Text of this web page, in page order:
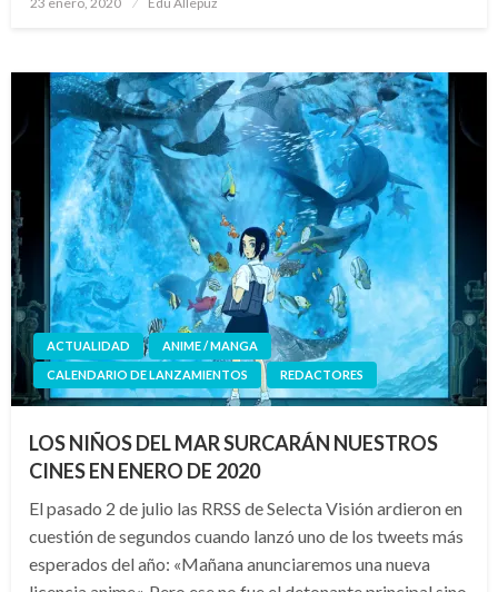
ACTUALIDAD
ANIME / MANGA
CALENDARIO DE LANZAMIENTOS
REDACTORES
LOS NIÑOS DEL MAR SURCARÁN NUESTROS
CINES EN ENERO DE 2020
El pasado 2 de julio las RRSS de Selecta Visión ardieron en
cuestión de segundos cuando lanzó uno de los tweets más
esperados del año: «Mañana anunciaremos una nueva